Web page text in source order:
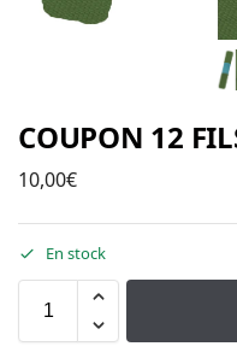
COUPON 12
10,00€
En stock